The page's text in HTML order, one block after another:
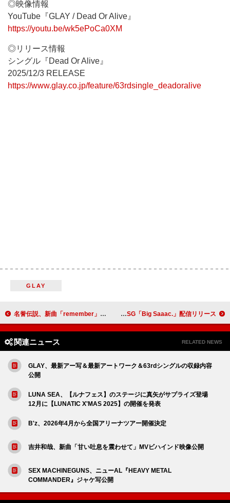
◎映像情報
YouTube『GLAY / Dead Or Alive』
https://youtu.be/wk5ePoCa0XM
◎リリース情報
シングル『Dead Or Alive』
2025/12/3 RELEASE
https://www.glay.co.jp/feature/63rdsingle_deadoralive
GLAY
名誉伝説、新曲「remember」リリース決定＆FM802『ROCK KIDS』で音源初解禁へ 石若駿、1stフルAL『CLEANUP』10周年を飾るニューSG「Big Saaac.」配信リリース
関連ニュース RELATED NEWS
GLAY、最新アー写＆最新アートワーク＆63rdシングルの収録内容
公開
LUNA SEA、【ルナフェス】のステージに真矢がサプライズ登場
12月に【LUNATIC X'MAS 2025】の開催を発表
B'z、2026年4月から全国アリーナツアー開催決定
吉井和哉、新曲「甘い吐息を震わせて」MVビハインド映像公開
SEX MACHINEGUNS、ニューAL『HEAVY METAL
COMMANDER』ジャケ写公開